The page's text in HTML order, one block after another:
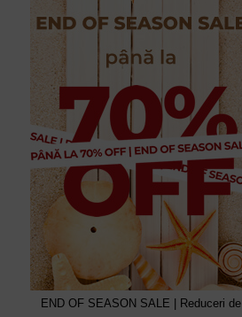
END OF SEASON SALE | Reduceri de